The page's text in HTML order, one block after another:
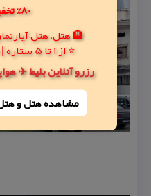
80% تخفیف واقعی
🏨 هتل، هتل
⭐ از 1 تا 5 ستاره | فولبرد | نزدیک حرم
رزرو آنلاین بلیط ✈️
مشاهده هتل و